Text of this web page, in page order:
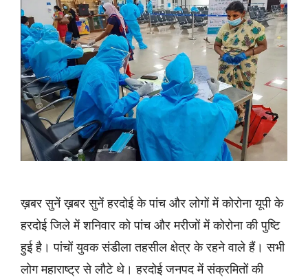
ख़बर सुनें ख़बर सुनें हरदोई के पांच और लोगों में कोरोना यूपी के
हरदोई जिले में शनिवार को पांच और मरीजों में कोरोना की पुष्टि
हुई है। पांचों युवक संडीला तहसील क्षेत्र के रहने वाले हैं। सभी
लोग महाराष्ट्र से लौटे थे। हरदोई जनपद में संक्रमितों की